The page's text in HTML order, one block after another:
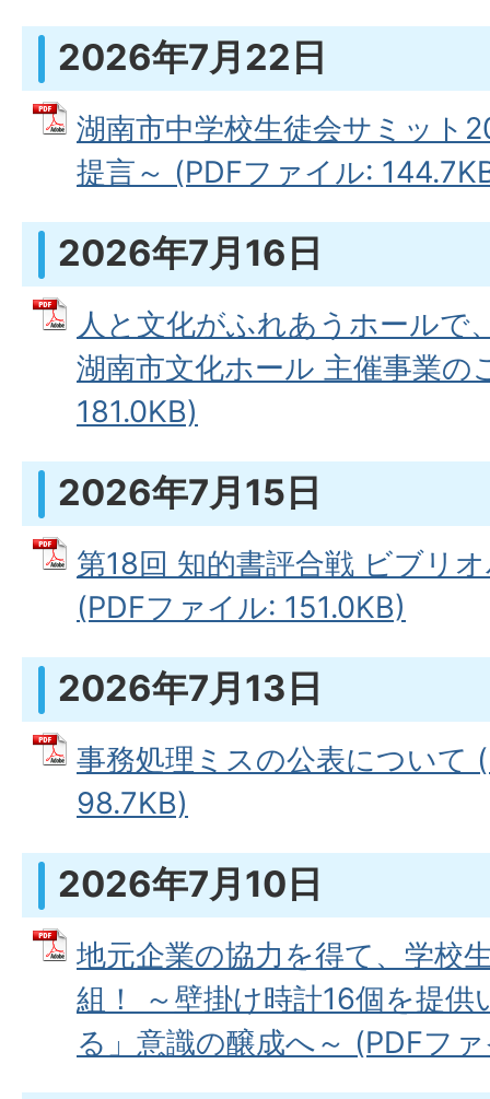
2026年7月22日
湖南市中学校生徒会サミット
提言～ (PDFファイル:
2026年7月16日
人と文化がふれあうホールで
湖南市文化ホール 主催事業の
181.0KB)
2026年7月15日
第18回 知的書評合戦 ビブリ
(PDFファイル: 151.0KB)
2026年7月13日
事務処理ミスの公表について
98.7KB)
2026年7月10日
地元企業の協力を得て、学校
組！ ～壁掛け時計16個を提
る」意識の醸成へ～ (PDFフ